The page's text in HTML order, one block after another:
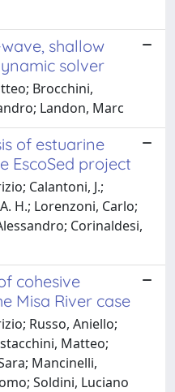
shallow
solver
Brocchini,
Landon, Marc
of estuarine
EscoSed project
Calantoni, J.;
H.; Lorenzoni, Carlo;
Corinaldesi,
cohesive
Misa River case
Russo, Aniello;
Matteo;
Mancinelli,
Soldini, Luciano